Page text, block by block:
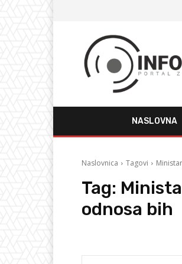
NASLOVNA
Naslovnica Tagovi
Tag:
odnosa bih